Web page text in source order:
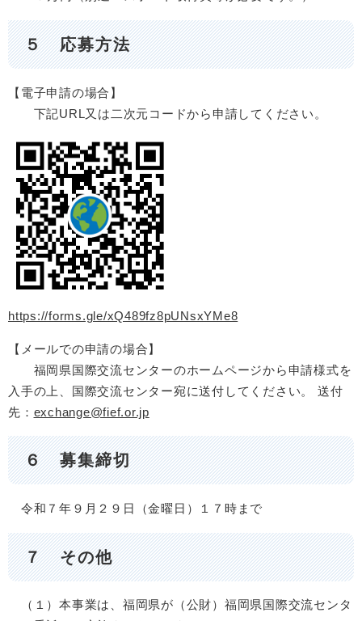
５ 応募方法
【電子申請の場合】
下記URL又は二次元コードから申請してください。
https://forms.gle/xQ489fz8pUNsxYMe8
【メールでの申請の場合】
福岡県国際交流センターのホームページから申請様式を
入手の上、国際交流センター宛に送付してください。 送付
先： exchange@fief.or.jp
６ 募集締切
令和７年９月２９日（金曜日）１７時まで
７ その他
（１）本事業は、福岡県が（公財）福岡県国際交流センタ